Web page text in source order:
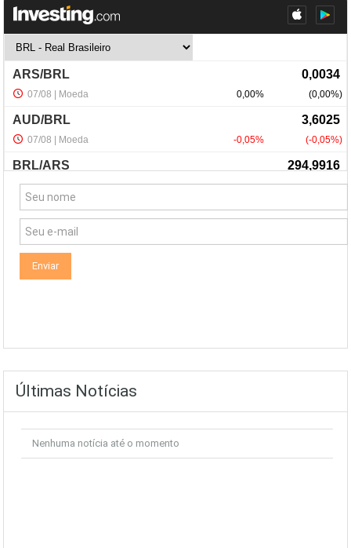
NewsLetter
Últimas Notícias
Nenhuma notícia até o momento